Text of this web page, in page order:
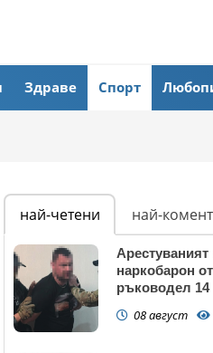
Здраве Спорт
най-четени най-
Арестуваният
наркобарон
ръководел
08 август